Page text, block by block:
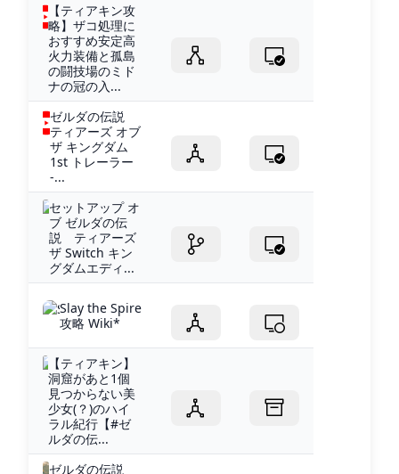
【ティアキン攻
略】ザコ処理に
おすすめ安定高
火力装備と孤島
の闘技場のミド
ナの冠の入...
ゼルダの伝説
ティアーズ オブ
ザ キングダム
1st トレーラー
-...
セットアップ オ
ブ ゼルダの伝
説 ティアーズ
ザ Switch キン
グダムエディ...
Slay the Spire
攻略 Wiki*
【ティアキン】
洞窟があと1個
見つからない美
少女(？)のハイ
ラル紀行【#ゼ
ルダの伝...
ゼルダの伝説